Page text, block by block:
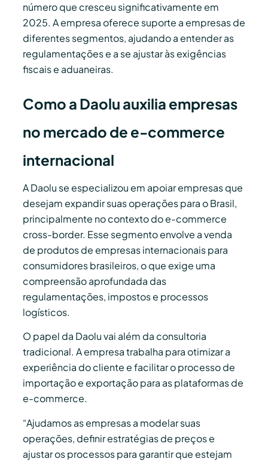
número que cresceu significativamente em
2025. A empresa oferece suporte a empresas de
diferentes segmentos, ajudando a entender as
regulamentações e a se ajustar às exigências
fiscais e aduaneiras.
Como a Daolu auxilia empresas
no mercado de e-commerce
internacional
A Daolu se especializou em apoiar empresas que
desejam expandir suas operações para o Brasil,
principalmente no contexto do e-commerce
cross-border. Esse segmento envolve a venda
de produtos de empresas internacionais para
consumidores brasileiros, o que exige uma
compreensão aprofundada das
regulamentações, impostos e processos
logísticos.
O papel da Daolu vai além da consultoria
tradicional. A empresa trabalha para otimizar a
experiência do cliente e facilitar o processo de
importação e exportação para as plataformas de
e-commerce.
“Ajudamos as empresas a modelar suas
operações, definir estratégias de preços e
ajustar os processos para garantir que estejam